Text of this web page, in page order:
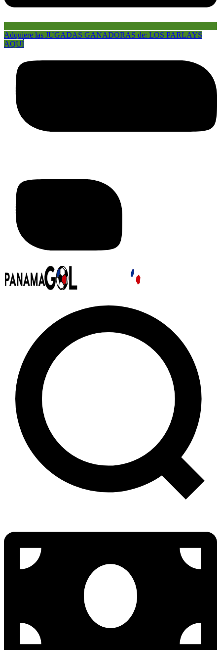
Adquiere las JUGADAS GANADORAS de: LOS PARLAYS
AQUÍ